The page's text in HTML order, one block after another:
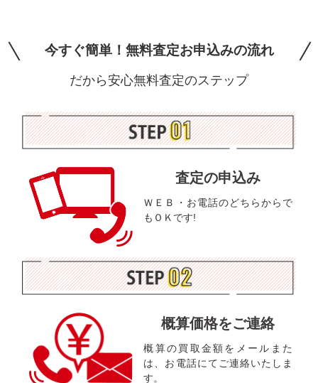
今すぐ簡単！無料査定お申込みの流れ
だから安心無料査定のステップ
査定の申込み
ＷＥＢ・お電話のどちらからで
もＯＫです!
概算価格をご連絡
概算の買取金額をメールまた
は、お電話にてご連絡いたしま
す。